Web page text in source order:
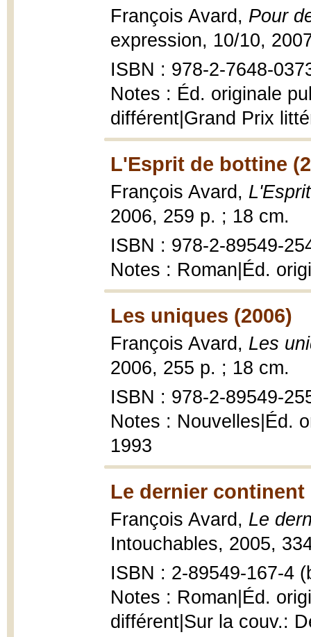
François Avard, Pour
expression, 10/10,
ISBN : 978-2-7648-
Notes : Éd. originale
différent|Grand Prix
L'Esprit de bottine
François Avard,
2006, 259 p. ; 18 cm.
ISBN : 978-2-89549-
Notes : Roman|Éd.
Les uniques (2006)
François Avard, Les
2006, 255 p. ; 18 cm.
ISBN : 978-2-89549-
Notes : Nouvelles|Éd.
1993
Le dernier continent
François Avard, Le
Intouchables, 2005,
ISBN : 2-89549-167-4
Notes : Roman|Éd.
différent|Sur la couv.: